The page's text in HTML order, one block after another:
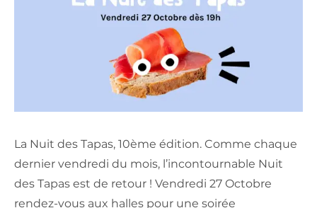
La Nuit des Tapas, 10ème édition. Comme chaque
dernier vendredi du mois, l’incontournable Nuit
des Tapas est de retour ! Vendredi 27 Octobre
rendez-vous aux halles pour une soirée